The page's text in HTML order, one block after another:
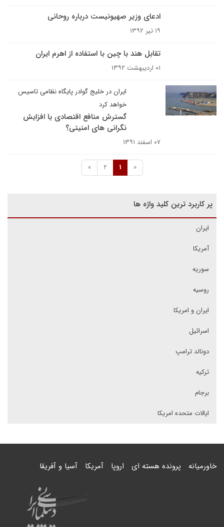
ادعای وزیر صهیونیست درباره روحانی
۱۹ تیر ۱۳۹۲
تقابل هند با چین با استفاده از اهرم ایران
۰۱ اردیبهشت ۱۳۹۲
ایران در خلیج گوادر پایگاه نظامی تاسیس
خواهد کرد
گسترش منافع اقتصادی یا افزایش
نگرانی های امنیتی؟
۰۷ اسفند ۱۳۹۱
«
1
2
»
پر کاربرد ترین کلید واژه ها
ایران
آمریکا
سوریه
روسیه
ایران و امریکا
اسرائیل
دونالد ترامپ
ترکیه
برجام
ایالات متحده امریکا
خاورمیانه پرونده هسته ای اروپا آمریکا آسیا و آفریقا